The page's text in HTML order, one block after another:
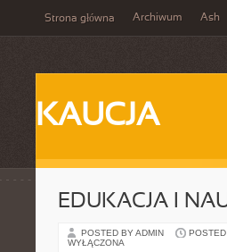
Strona główna Archiwum Ash
KAUCJA
EDUKACJA I
POSTED BY ADMIN
WYŁĄCZONA